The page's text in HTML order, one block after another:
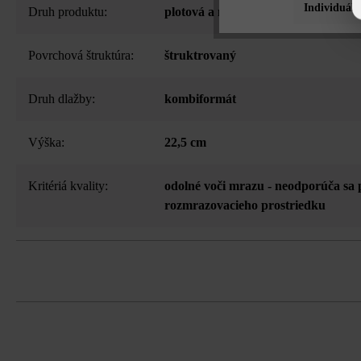
Druh produktu: plotová a múrová tvárnica
Povrchová štruktúra: štruktrovaný
Druh dlažby: kombiformát
Výška: 22,5 cm
Kritériá kvality:
odolné voči mrazu - neodporúča sa
rozmrazovacieho prostriedku
Upozornenie pre objednávku: Pri